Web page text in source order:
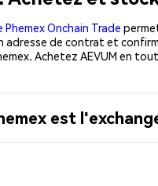
Onchain Trade
adresse de contrat et
Achetez AEVUM en
est